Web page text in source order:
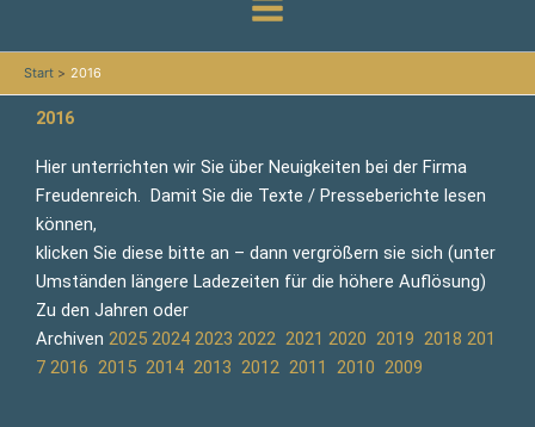
Start 2016
2016
Hier unterrichten wir Sie über Neuigkeiten bei der Firma
Freudenreich. Damit Sie die Texte / Presseberichte lesen
können,
klicken Sie diese bitte an – dann vergrößern sie sich (unter
Umständen längere Ladezeiten für die höhere Auflösung)
Zu den Jahren oder
Archiven 2025 2024 2023 2022 2021 2020 2019 2018 201
7 2016 2015 2014 2013 2012 2011 2010 2009